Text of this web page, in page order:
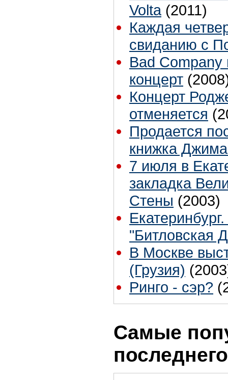
Volta (2011)
Каждая
свиданию с
Bad Company
концерт
Концерт
отменяется
Продается
книжка
7 июля в
закладка
Стены (2003)
"Битловская
В Москве
(Грузия)
Ринго - сэр?
Самые